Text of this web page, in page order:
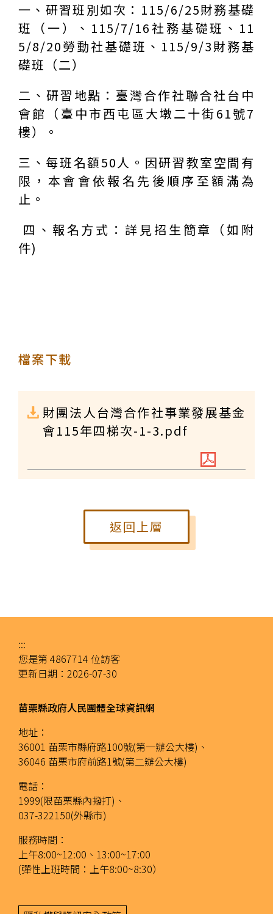
一、研習班別如次：115/6/25財務基礎
班（一）、115/7/16社務基礎班、11
5/8/20勞動社基礎班、115/9/3財務基
礎班（二）
二、研習地點：臺灣合作社聯合社台中
會館（臺中市西屯區大墩二十街61號7
樓）。
三、每班名額50人。因研習教室空間有
限，本會會依報名先後順序至額滿為
止。
四、報名方式：詳見招生簡章（如附
件)
檔案下載
財團法人台灣合作社事業發展基金
會115年四梯次-1-3.pdf
返回上層
:::
您是第 4867714 位訪客
更新日期： 2026-07-30
苗栗縣政府人民團體全球資訊網
地址：
36001 苗栗市縣府路100號(第一辦公大樓)、
36046 苗栗市府前路1號(第二辦公大樓)
電話：
1999(限苗栗縣內撥打)、
037-322150(外縣市)
服務時間：
上午8:00~12:00、13:00~17:00
(彈性上班時間：上午8:00~8:30）